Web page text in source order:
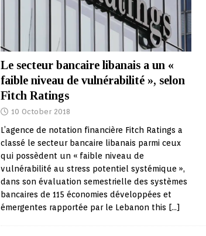
Le secteur bancaire libanais a un «
faible niveau de vulnérabilité », selon
Fitch Ratings
10 October 2018
L’agence de notation financière Fitch Ratings a
classé le secteur bancaire libanais parmi ceux
qui possèdent un « faible niveau de
vulnérabilité au stress potentiel systémique »,
dans son évaluation semestrielle des systèmes
bancaires de 115 économies développées et
émergentes rapportée par le Lebanon this […]